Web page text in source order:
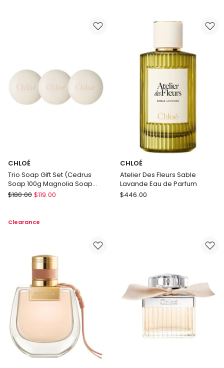
CHLOÉ
Trio Soap Gift Set (Cedrus
Soap 100g Magnolia Soap
100g Santal Soap 100g)
CHLOÉ
Gift
Magnolia
Soap
100g
Santal
Soap
100g)
$180.00 $119.00
Clearance
CHLOÉ
Atelier Des Fleurs Sable
Lavande Eau de Parfum
CHLOÉ
$446.00